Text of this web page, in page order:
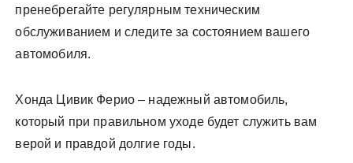
пренебрегайте регулярным техническим
обслуживанием и следите за состоянием вашего
автомобиля.
Хонда Цивик Ферио – надежный автомобиль,
который при правильном уходе будет служить вам
верой и правдой долгие годы.